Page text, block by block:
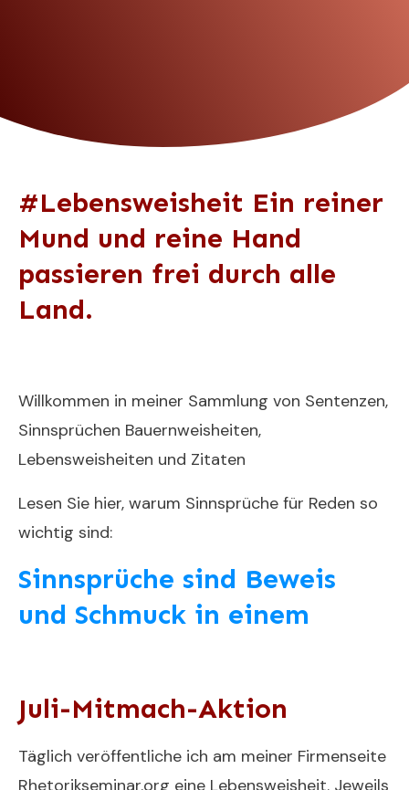
#Lebensweisheit Ein reiner
Mund und reine Hand
passieren frei durch alle
Land.
Willkommen in meiner Sammlung von Sentenzen,
Sinnsprüchen Bauernweisheiten,
Lebensweisheiten und Zitaten
Lesen Sie hier, warum Sinnsprüche für Reden so
wichtig sind:
Sinnsprüche sind Beweis
und Schmuck in einem
Juli-Mitmach-Aktion
Täglich veröffentliche ich am meiner Firmenseite